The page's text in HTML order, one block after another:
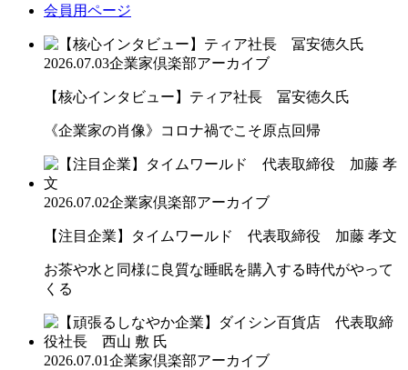
会員用ページ
2026.07.03企業家倶楽部アーカイブ
【核心インタビュー】ティア社長 冨安徳久氏
《企業家の肖像》コロナ禍でこそ原点回帰
2026.07.02企業家倶楽部アーカイブ
【注目企業】タイムワールド 代表取締役 加藤 孝文
お茶や水と同様に良質な睡眠を購入する時代がやって
くる
2026.07.01企業家倶楽部アーカイブ